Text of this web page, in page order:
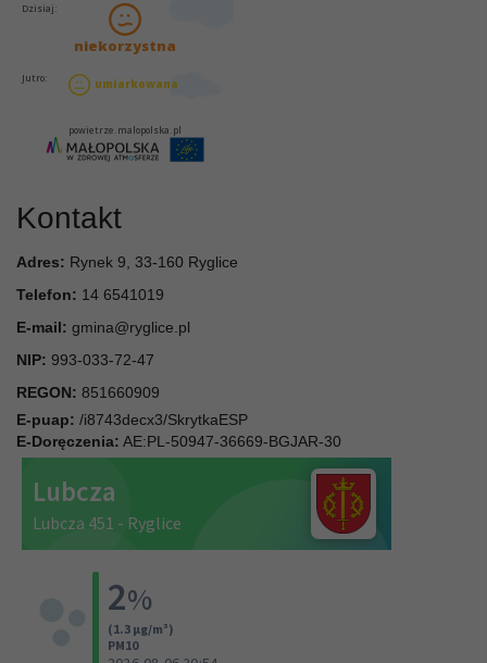
Kontakt
Adres: Rynek 9, 33-160 Ryglice
Telefon: 14 6541019
E-mail: gmina@ryglice.pl
NIP: 993-033-72-47
REGON: 851660909
E-puap: /i8743decx3/SkrytkaESP
E-Doręczenia: AE:PL-50947-36669-BGJAR-30